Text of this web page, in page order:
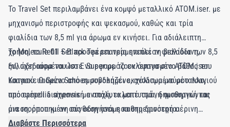
Το Travel Set περιλαμβάνει ένα κομψό μεταλλικό ATOM.iser. με
μηχανισμό περιστροφής και ψεκασμού, καθώς και τρία
φιαλίδια των 8,5 ml για άρωμα εν κινήσει. Για αδιάλειπτη
χρήση, το Refill Set προσφέρει τρία επιπλέον φιαλίδια των 8,5
ml, σχεδιασμένα ώστε να εφαρμόζουν άψογα στο ATOM.iser.
Κατασκευασμένο από αμμοβολημένο, ανοδιωμένο μέταλλο,
προσφέρει διαχρονική αντοχή, εκλεπτυσμένη αισθητική και
άνεση, όπου κι αν σας οδηγήσει η καθημερινότητα.
Το Molecule 01 + Black Tea επανερμηνεύει τη βελούδινη,
ξυλώδη αύρα του Iso E Super με το εκλεπτυσμένο βάθος του
τσαγιού. Ο Geza Schoen συνδυάζει εκχύλισμα μαύρου τσαγιού
από camellia sinensis με απόλυτο ματέ τσάι, δημιουργώντας
μια ισορροπημένη σύνθεση ανάμεσα στη δροσερή αέρινη
αίσθηση και τη γήινη θερμότητα. Πικρά-φρέσκα στοιχεία και
Διαβάστε Περισσότερα